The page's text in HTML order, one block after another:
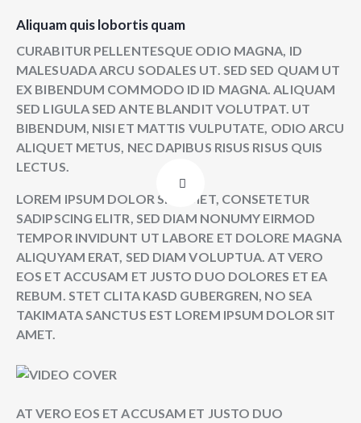
Aliquam quis lobortis quam
CURABITUR PELLENTESQUE ODIO MAGNA, ID
MALESUADA ARCU SODALES UT. SED SED QUAM UT
EX BIBENDUM COMMODO ID ID MAGNA. ALIQUAM
SED LIGULA SED ANTE BLANDIT VOLUTPAT. UT
BIBENDUM, NISI ET MATTIS VULPUTATE, ODIO ARCU
ALIQUET METUS, NEC DAPIBUS RISUS RISUS QUIS
LECTUS.
LOREM IPSUM DOLOR SIT AMET, CONSETETUR
SADIPSCING ELITR, SED DIAM NONUMY EIRMOD
TEMPOR INVIDUNT UT LABORE ET DOLORE MAGNA
ALIQUYAM ERAT, SED DIAM VOLUPTUA. AT VERO
EOS ET ACCUSAM ET JUSTO DUO DOLORES ET EA
REBUM. STET CLITA KASD GUBERGREN, NO SEA
TAKIMATA SANCTUS EST LOREM IPSUM DOLOR SIT
AMET.
AT VERO EOS ET ACCUSAM ET JUSTO DUO